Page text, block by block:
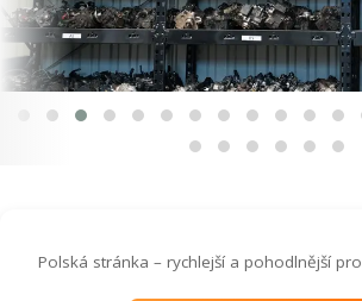
Polská stránka – rychlejší a pohodlnější